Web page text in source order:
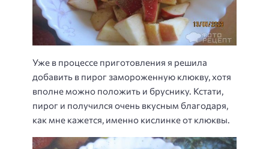
Уже в процессе приготовления я решила
добавить в пирог замороженную клюкву, хотя
вполне можно положить и бруснику. Кстати,
пирог и получился очень вкусным благодаря,
как мне кажется, именно кислинке от клюквы.